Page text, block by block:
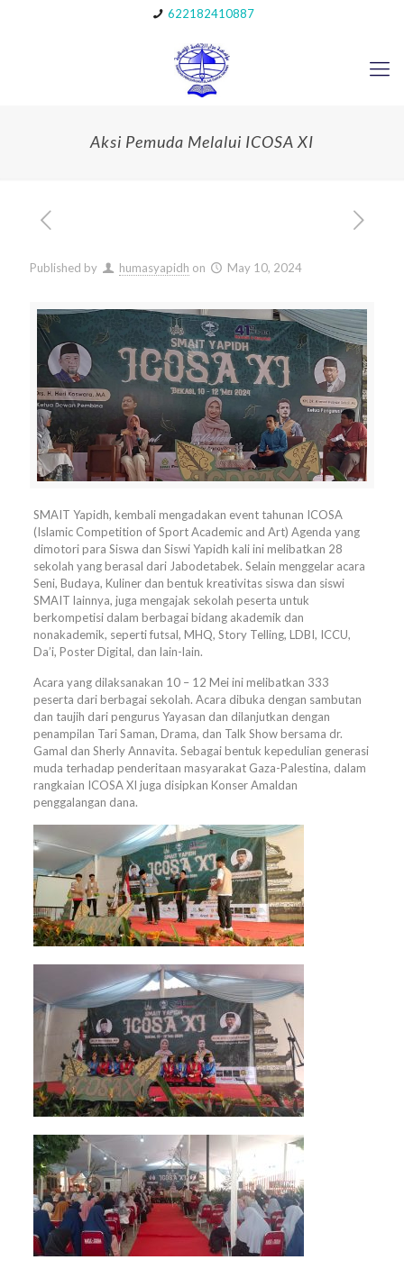
622182410887
Aksi Pemuda Melalui ICOSA XI
Published by humasyapidh on May 10, 2024
SMAIT Yapidh, kembali mengadakan event tahunan ICOSA
(Islamic Competition of Sport Academic and Art) Agenda yang
dimotori para Siswa dan Siswi Yapidh kali ini melibatkan 28
sekolah yang berasal dari Jabodetabek. Selain menggelar acara
Seni, Budaya, Kuliner dan bentuk kreativitas siswa dan siswi
SMAIT lainnya, juga mengajak sekolah peserta untuk
berkompetisi dalam berbagai bidang akademik dan
nonakademik, seperti futsal, MHQ, Story Telling, LDBI, ICCU,
Da’i, Poster Digital, dan lain-lain.
Acara yang dilaksanakan 10 – 12 Mei ini melibatkan 333
peserta dari berbagai sekolah. Acara dibuka dengan sambutan
dan taujih dari pengurus Yayasan dan dilanjutkan dengan
penampilan Tari Saman, Drama, dan Talk Show bersama dr.
Gamal dan Sherly Annavita. Sebagai bentuk kepedulian generasi
muda terhadap penderitaan masyarakat Gaza-Palestina, dalam
rangkaian ICOSA XI juga disipkan Konser Amaldan
penggalangan dana.